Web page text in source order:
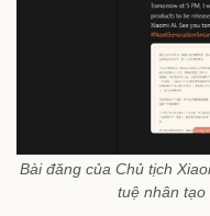
Bài đăng của Chủ tịch
tuệ nhân tạo